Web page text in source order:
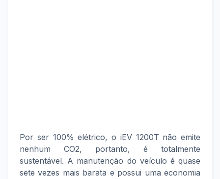
Por ser 100% elétrico, o iEV 1200T não emite
nenhum CO2, portanto, é totalmente
sustentável. A manutenção do veículo é quase
sete vezes mais barata e possui uma economia